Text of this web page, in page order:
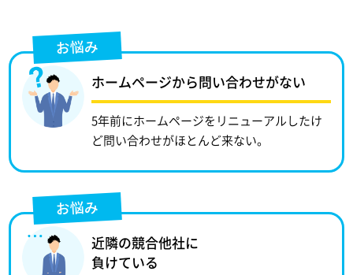
お悩み
ホームページから問い合わせがない
5年前にホームページをリニューアルしたけ
ど問い合わせがほとんど来ない。
お悩み
近隣の競合他社に
負けている